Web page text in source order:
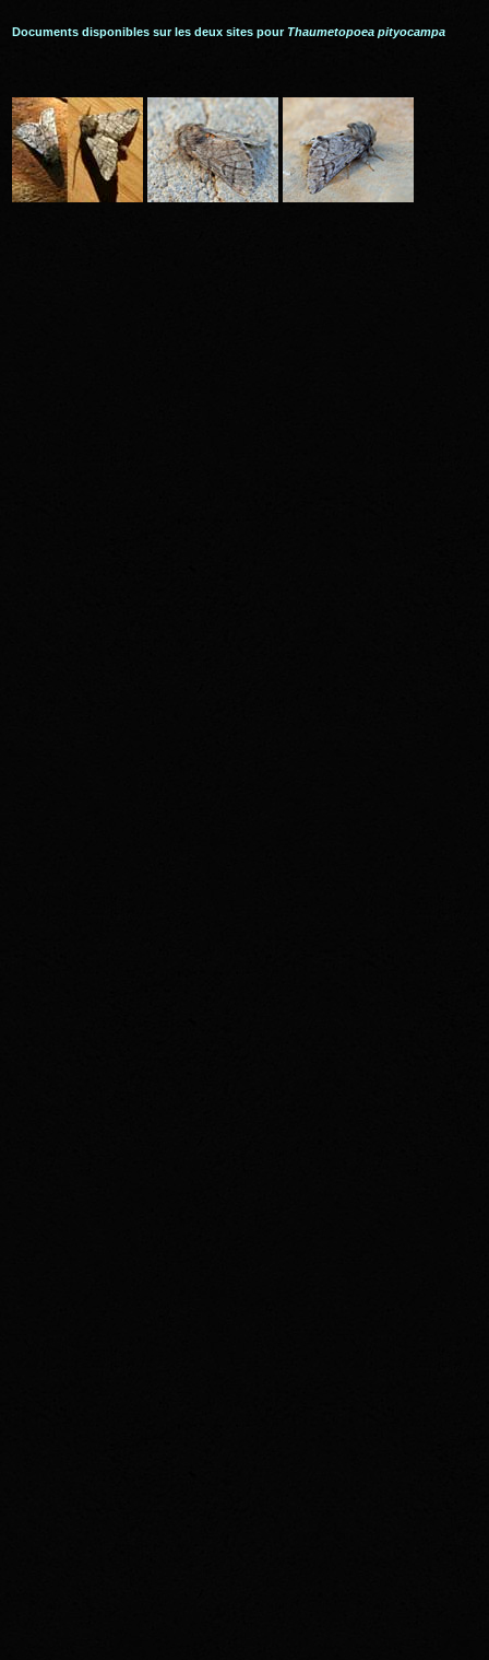
Documents disponibles sur les deux sites pour Thaumetopoea pityocampa